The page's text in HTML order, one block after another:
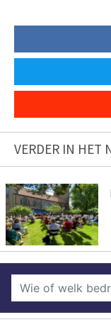
VERDER IN HET